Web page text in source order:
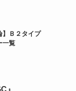
】Ｂ２タイプ
一覧